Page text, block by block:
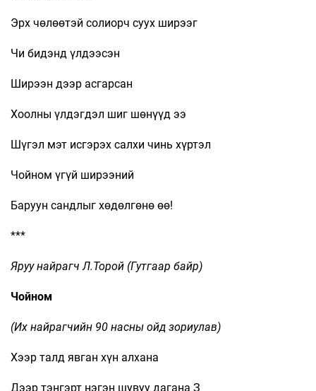
Эрх чөлөөтэй солиорч суух ширээг
Чи бидэнд үлдээсэн
Ширээн дээр асгарсан
Хоолны үлдэгдэл шиг шөнүүд ээ
Шүгэл мэт исгэрэх салхи чинь хүртэл
Чойном үгүй ширээний
Баруун сандлыг хөдөлгөнө өө!
***
Яруу найрагч Л.Торой (Гутгаар байр)
Чойном
(Их найрагчийн 90 насны ойд зориулав)
Хээр талд явган хүн алхана
Дээр тэнгэрт нэгэн шувуу дагана З